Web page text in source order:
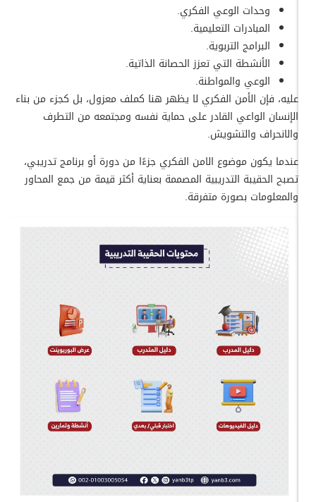
وحدات الوعي الفكري.
المبادرات التعليمية.
البرامج التربوية.
الأنشطة التي تعزز الحصانة الذاتية.
الوعي والمواطنة.
عليه، فإن الأمن الفكري لا يظهر هنا كملف معزول، بل كجزء من بناء
الإنسان الواعي القادر على حماية نفسه ومجتمعه من التطرف
والانحراف والتشويش.
عندما يكون موضوع الامن الفكري جزءًا من دورة أو برنامج تدريبي،
تصبح الحقيبة التدريبية المصممة بعناية أكثر قيمة من جمع المحاور
والمعلومات بصورة متفرقة.